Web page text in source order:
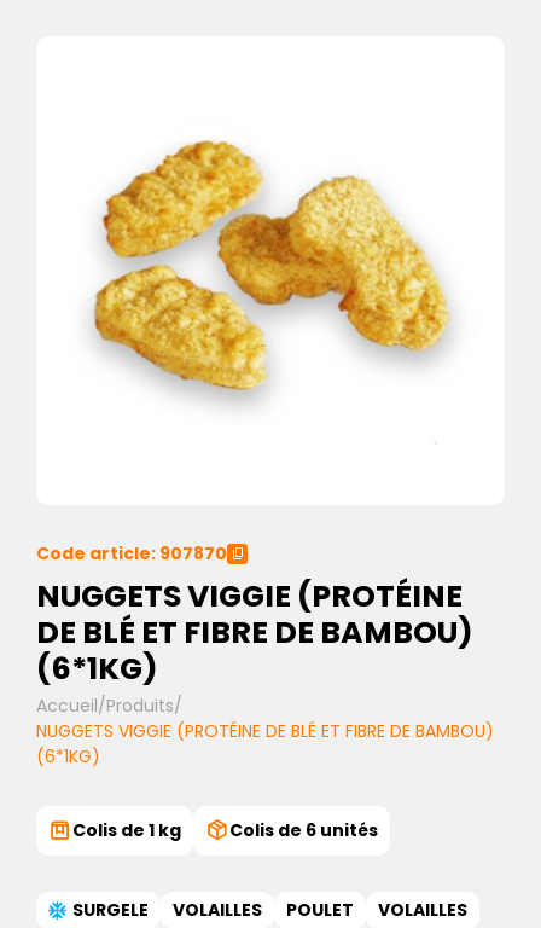
Code article: 907870
NUGGETS VIGGIE (PROTÉINE
DE BLÉ ET FIBRE DE BAMBOU)
(6*1KG)
Accueil/Produits/
NUGGETS VIGGIE (PROTÉINE DE BLÉ ET FIBRE DE BAMBOU)
(6*1KG)
Colis de 1 kg Colis de 6 unités
SURGELE VOLAILLES POULET VOLAILLES